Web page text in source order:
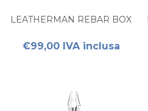
LEATHERMAN REBAR BOX
€99,00 IVA inclusa